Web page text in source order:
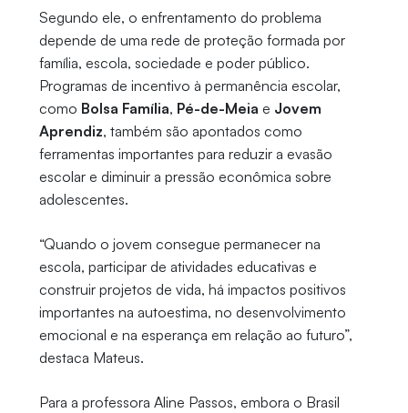
Segundo ele, o enfrentamento do problema
depende de uma rede de proteção formada por
família, escola, sociedade e poder público.
Programas de incentivo à permanência escolar,
como Bolsa Família, Pé-de-Meia e Jovem
Aprendiz, também são apontados como
ferramentas importantes para reduzir a evasão
escolar e diminuir a pressão econômica sobre
adolescentes.
“Quando o jovem consegue permanecer na
escola, participar de atividades educativas e
construir projetos de vida, há impactos positivos
importantes na autoestima, no desenvolvimento
emocional e na esperança em relação ao futuro”,
destaca Mateus.
Para a professora Aline Passos, embora o Brasil